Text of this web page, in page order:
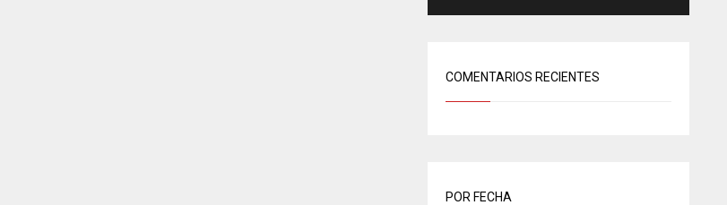
COMENTARIOS RECIENTES
POR FECHA